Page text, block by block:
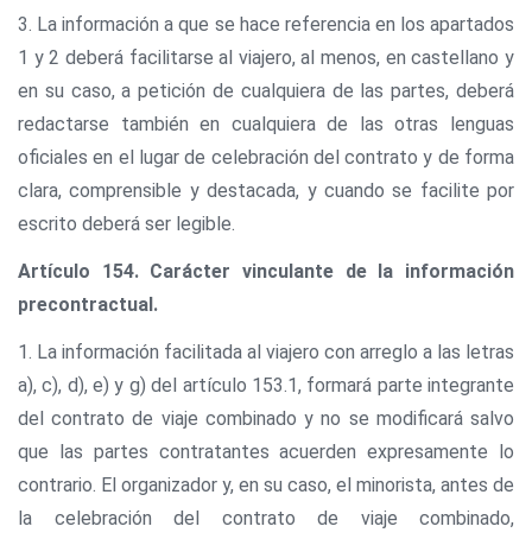
3. La información a que se hace referencia en los apartados
1 y 2 deberá facilitarse al viajero, al menos, en castellano y
en su caso, a petición de cualquiera de las partes, deberá
redactarse también en cualquiera de las otras lenguas
oficiales en el lugar de celebración del contrato y de forma
clara, comprensible y destacada, y cuando se facilite por
escrito deberá ser legible.
Artículo 154. Carácter vinculante de la información
precontractual.
1. La información facilitada al viajero con arreglo a las letras
a), c), d), e) y g) del artículo 153.1, formará parte integrante
del contrato de viaje combinado y no se modificará salvo
que las partes contratantes acuerden expresamente lo
contrario. El organizador y, en su caso, el minorista, antes de
la celebración del contrato de viaje combinado,